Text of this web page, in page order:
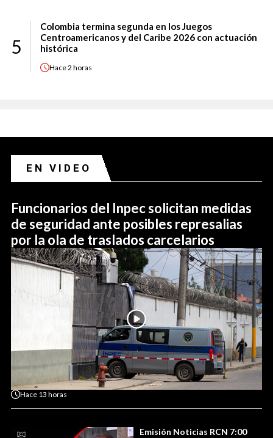
5
Colombia termina segunda en los Juegos
Centroamericanos y del Caribe 2026 con actuación
histórica
Hace2 horas
EN VIDEO
Funcionarios del Inpec solicitan medidas
de seguridad ante posibles represalias
por la ola de traslados carcelarios
Hace 13 horas
Emisión Noticias RCN 7:00